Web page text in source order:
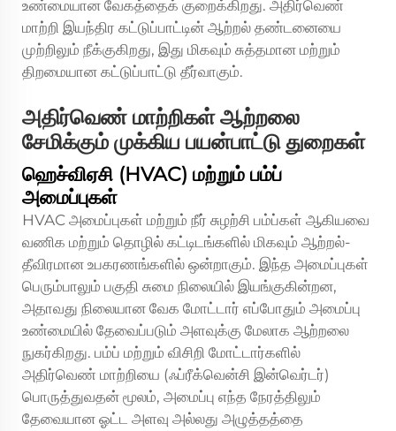
உண்மையான வேகத்தைக் குறைக்கிறது. அதிர்வெண்
மாற்றி இயந்திர கட்டுப்பாட்டின் ஆற்றல் தண்டனையை
முற்றிலும் நீக்குகிறது, இது மிகவும் சுத்தமான மற்றும்
திறமையான கட்டுப்பாட்டு தீர்வாகும்.
அதிர்வெண் மாற்றிகள் ஆற்றலை
சேமிக்கும் முக்கிய பயன்பாட்டு துறைகள்
ஹெச்விஏசி (HVAC) மற்றும் பம்ப்
அமைப்புகள்
HVAC அமைப்புகள் மற்றும் நீர் சுழற்சி பம்ப்கள் ஆகியவை
வணிக மற்றும் தொழில் கட்டிடங்களில் மிகவும் ஆற்றல்-
தீவிரமான உபகரணங்களில் ஒன்றாகும். இந்த அமைப்புகள்
பெரும்பாலும் பகுதி சுமை நிலையில் இயங்குகின்றன,
அதாவது நிலையான வேக மோட்டார் எப்போதும் அமைப்பு
உண்மையில் தேவைப்படும் அளவுக்கு மேலாக ஆற்றலை
நுகர்கிறது. பம்ப் மற்றும் விசிறி மோட்டார்களில்
அதிர்வெண் மாற்றியை (ஃப்ரீக்வென்சி இன்வெர்டர்)
பொருத்துவதன் மூலம், அமைப்பு எந்த நேரத்திலும்
தேவையான ஓட்ட அளவு அல்லது அழுத்தத்தை